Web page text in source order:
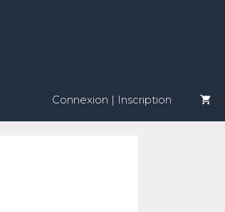
Connexion | Inscription